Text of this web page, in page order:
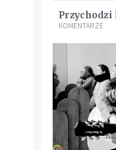
KOMENTARZE